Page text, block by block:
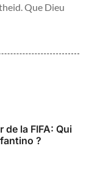
Que Dieu
la FIFA: Qui
?